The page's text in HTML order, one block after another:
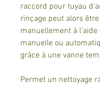
raccord pour tuyau
rinçage peut alors
manuellement à l'aide
manuelle ou
grâce à une vanne
Permet un nettoyage